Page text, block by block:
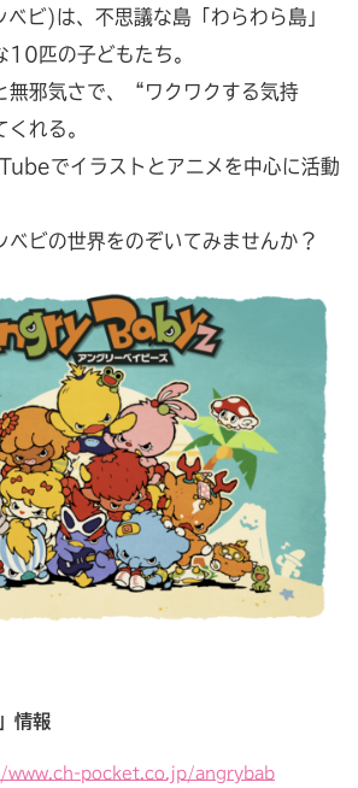
ビ)は、不思議な島「わらわら島」
10匹の子どもたち。
無邪気さで、“ワクワクする気持
れる。
でイラストとアニメを中心に活動
ベビの世界をのぞいてみませんか？
情報
pocket.co.jp/angrybab